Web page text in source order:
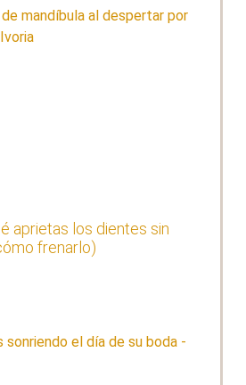
aprietas los dientes sin
frenarlo)